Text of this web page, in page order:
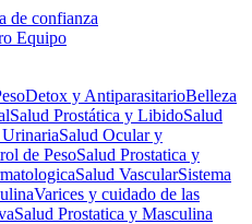
de confianza
Equipo
Detox y AntiparasitarioBelleza
Salud Prostática y LibidoSalud
Salud Ocular y
de PesoSalud Prostatica y
Salud VascularSistema
Varices y cuidado de las
Salud Prostatica y Masculina